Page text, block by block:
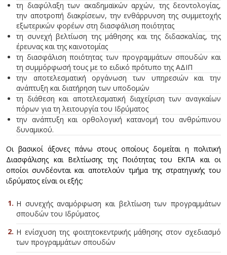
τη διαφύλαξη των ακαδημαϊκών αρχών, της δεοντολογίας,
την αποτροπή διακρίσεων, την ενθάρρυνση της συμμετοχής
εξωτερικών φορέων στη διασφάλιση ποιότητας
τη συνεχή βελτίωση της μάθησης και της διδασκαλίας, της
έρευνας και της καινοτομίας
τη διασφάλιση ποιότητας των προγραμμάτων σπουδών και
τη συμμόρφωσή τους με το ειδικό πρότυπο της ΑΔΙΠ
την αποτελεσματική οργάνωση των υπηρεσιών και την
ανάπτυξη και διατήρηση των υποδομών
τη διάθεση και αποτελεσματική διαχείριση των αναγκαίων
πόρων για τη λειτουργία του Ιδρύματος
την ανάπτυξη και ορθολογική κατανομή του ανθρώπινου
δυναμικού.
Οι βασικοί άξονες πάνω στους οποίους δομείται η πολιτική
Διασφάλισης και Βελτίωσης της Ποιότητας του ΕΚΠΑ και οι
οποίοι συνδέονται και αποτελούν τμήμα της στρατηγικής του
ιδρύματος είναι οι εξής:
Η συνεχής αναμόρφωση και βελτίωση των προγραμμάτων
σπουδών του Ιδρύματος.
Η ενίσχυση της φοιτητοκεντρικής μάθησης στον σχεδιασμό
των προγραμμάτων σπουδών